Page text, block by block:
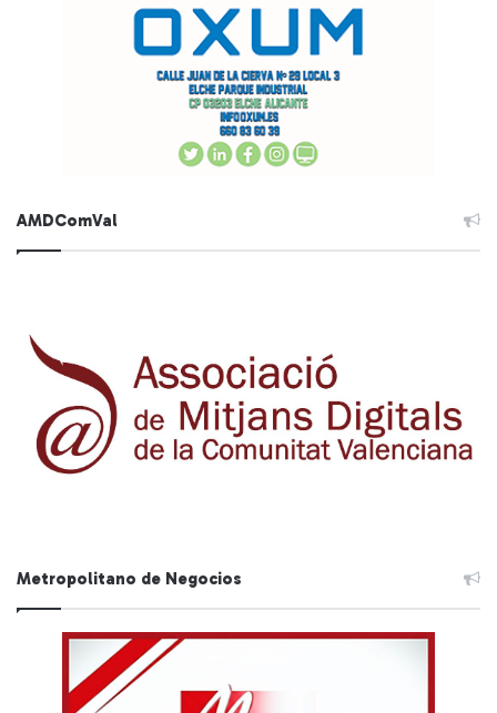
AMDComVal
Metropolitano de Negocios